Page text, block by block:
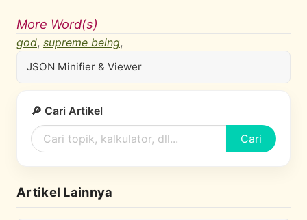
More Word(s)
god, supreme being,
JSON Minifier & Viewer
🔎 Cari Artikel
Cari
Artikel Lainnya